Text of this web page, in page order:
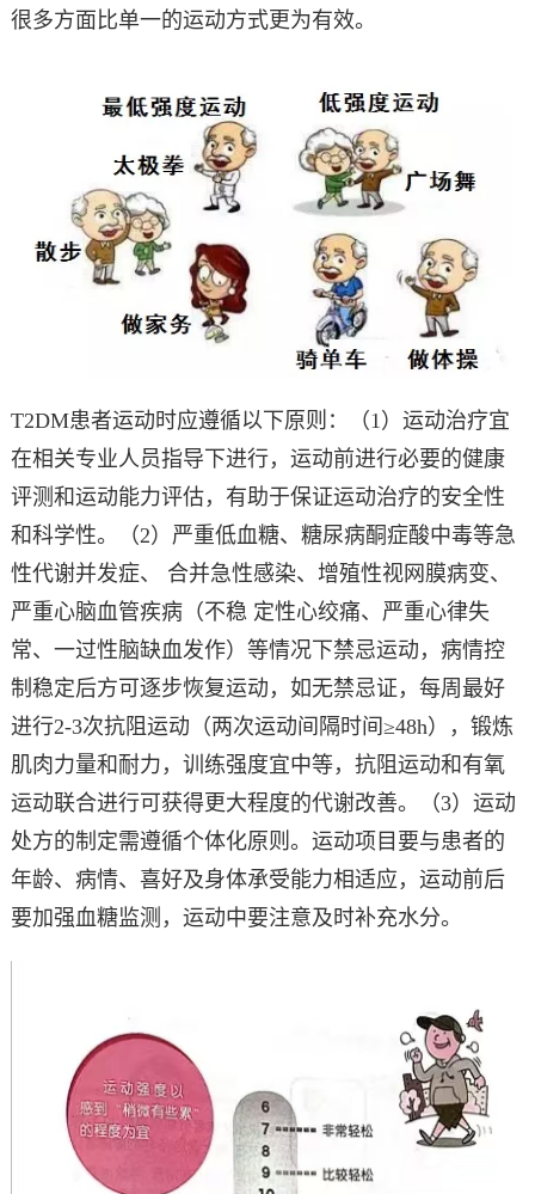
很多方面比单一的运动方式更为有效。
T2DM患者运动时应遵循以下原则：（1）运动治疗宜
在相关专业人员指导下进行，运动前进行必要的健康
评测和运动能力评估，有助于保证运动治疗的安全性
和科学性。（2）严重低血糖、糖尿病酮症酸中毒等急
性代谢并发症、 合并急性感染、增殖性视网膜病变、
严重心脑血管疾病（不稳 定性心绞痛、严重心律失
常、一过性脑缺血发作）等情况下禁忌运动，病情控
制稳定后方可逐步恢复运动，如无禁忌证，每周最好
进行2-3次抗阻运动（两次运动间隔时间≥48h），锻炼
肌肉力量和耐力，训练强度宜中等，抗阻运动和有氧
运动联合进行可获得更大程度的代谢改善。（3）运动
处方的制定需遵循个体化原则。运动项目要与患者的
年龄、病情、喜好及身体承受能力相适应，运动前后
要加强血糖监测，运动中要注意及时补充水分。